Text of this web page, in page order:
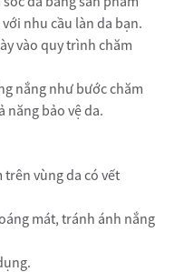
nhu cầu làn da bạn.
vào quy trình chăm
nắng như bước chăm
năng bảo vệ da.
trên vùng da có vết
mát, tránh ánh nắng